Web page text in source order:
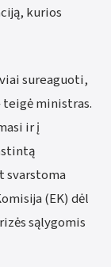
kurios
sureaguoti,
ministras.
ir į
svarstoma
(EK) dėl
sąlygomis